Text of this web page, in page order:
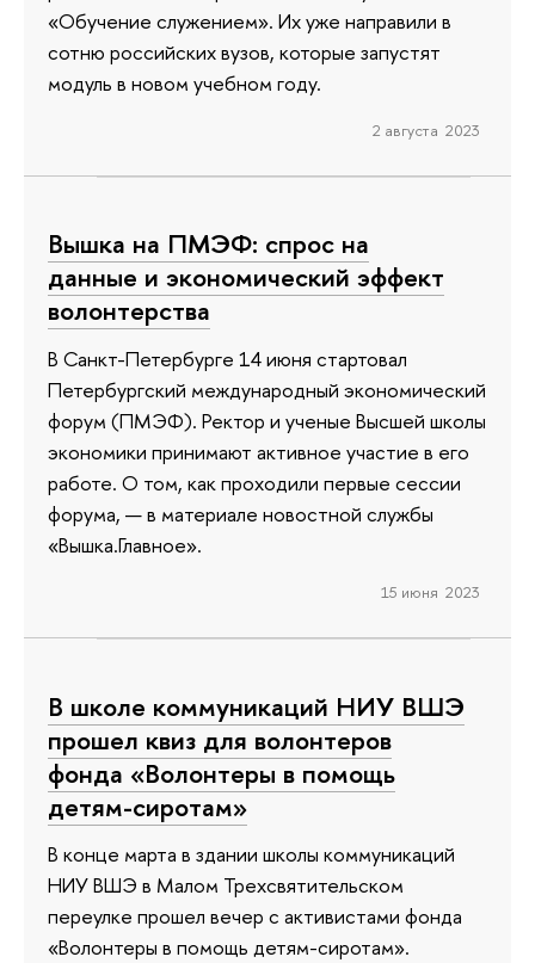
«Обучение служением». Их уже направили в
сотню российских вузов, которые запустят
модуль в новом учебном году.
2 августа 2023
Вышка на ПМЭФ: спрос на
данные и экономический эффект
волонтерства
В Санкт-Петербурге 14 июня стартовал
Петербургский международный экономический
форум (ПМЭФ). Ректор и ученые Высшей школы
экономики принимают активное участие в его
работе. О том, как проходили первые сессии
форума, — в материале новостной службы
«Вышка.Главное».
15 июня 2023
В школе коммуникаций НИУ ВШЭ
прошел квиз для волонтеров
фонда «Волонтеры в помощь
детям-сиротам»
В конце марта в здании школы коммуникаций
НИУ ВШЭ в Малом Трехсвятительском
переулке прошел вечер с активистами фонда
«Волонтеры в помощь детям-сиротам».